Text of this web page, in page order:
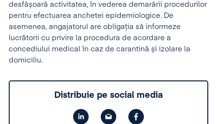
desfășoară activitatea, în vederea demarării procedurilor
pentru efectuarea anchetei epidemiologice. De
asemenea, angajatorul are obligația să informeze
lucrătorii cu privire la procedura de acordare a
concediului medical în caz de carantină și izolare la
domiciliu.
Distribuie pe social media